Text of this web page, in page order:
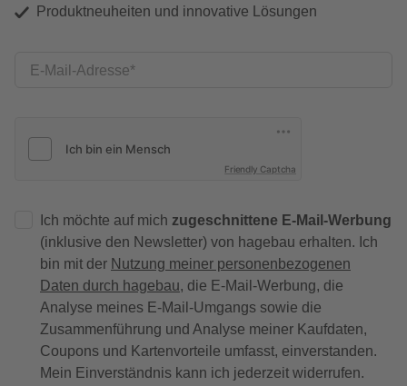
Produktneuheiten und innovative Lösungen
E-Mail-Adresse
Friendly Captcha
Ich möchte auf mich zugeschnittene E-Mail-Werbung
(inklusive den Newsletter) von hagebau erhalten. Ich
bin mit der Nutzung meiner personenbezogenen
Daten durch hagebau, die E-Mail-Werbung, die
Analyse meines E-Mail-Umgangs sowie die
Zusammenführung und Analyse meiner Kaufdaten,
Coupons und Kartenvorteile umfasst, einverstanden.
Mein Einverständnis kann ich jederzeit widerrufen.